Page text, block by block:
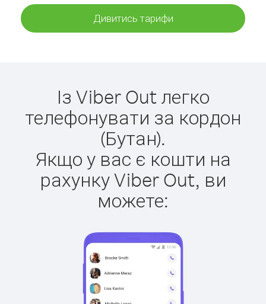
Дивитись тарифи
Із Viber Out легко
телефонувати за кордон
(Бутан).
Якщо у вас є кошти на
рахунку Viber Out, ви
можете: